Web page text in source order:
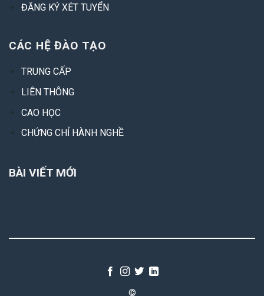
ĐĂNG KÝ XÉT TUYỂN
CÁC HỆ ĐÀO TẠO
TRUNG CẤP
LIÊN THÔNG
CAO HỌC
CHỨNG CHỈ HÀNH NGHỀ
BÀI VIẾT MỚI
©